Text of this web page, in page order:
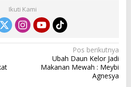
Ikuti Kami
Pos berikutnya
Ubah Daun Kelor Jadi
Makanan Mewah : Meybi
Agnesya